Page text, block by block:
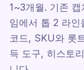
1~3개월. 기존
임에서 톱 2 라
코드, SKU와 롯
득 도구, 히스토